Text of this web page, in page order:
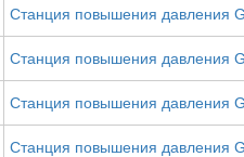
Станция повышения давления
Станция повышения давления
Станция повышения давления
Станция повышения давления